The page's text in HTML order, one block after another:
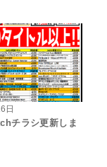
日
チラシ更新しま